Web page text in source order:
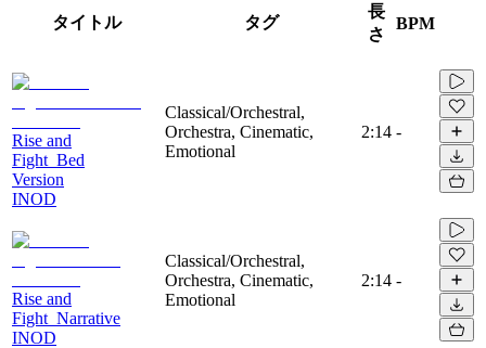
タイトル タグ
長
さ
BPM
Rise and
Fight_Bed
Version
INOD
Classical/Orchestral,
Orchestra, Cinematic,
Emotional
2:14 -
Rise and
Fight_Narrative
INOD
Classical/Orchestral,
Orchestra, Cinematic,
Emotional
2:14 -